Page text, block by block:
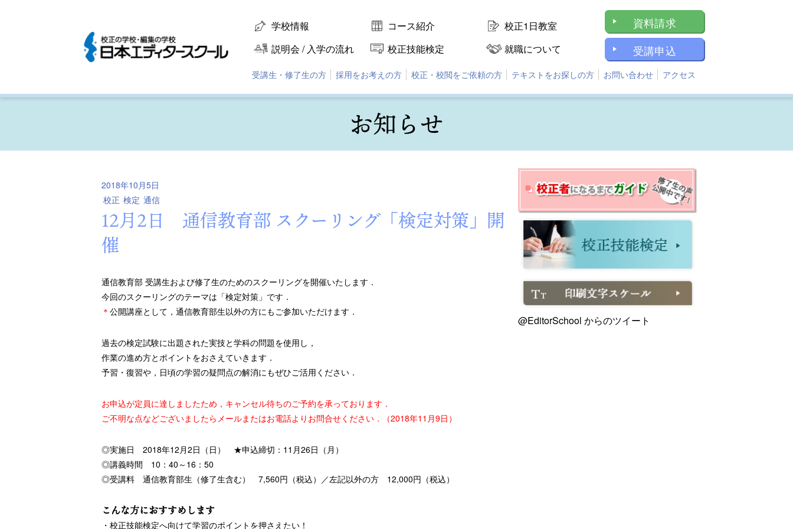
学校情報 コース紹介
校正1日教室
説明会 / 入学の流れ
校正技能検定 就職について
資料請求
受講申込
受講生・修了生の方 採用をお考えの方 校正・校閲をご依頼の方 テキストをお探しの方 お問い合わせ アクセス
お知らせ
2018年10月5日
校正 検定 通信
12月2日 通信教育部 スクーリング「検定対策」開
催
通信教育部 受講生および修了生のためのスクーリングを開催いたします．
今回のスクーリングのテーマは「検定対策」です．
＊ 公開講座として，通信教育部生以外の方にもご参加いただけます．
過去の検定試験に出題された実技と学科の問題を使用し，
作業の進め方とポイントをおさえていきます．
予習・復習や，日頃の学習の疑問点の解消にもぜひご活用ください．
お申込が定員に達しましたため，キャンセル待ちのご予約を承っております．
ご不明な点などございましたらメールまたはお電話よりお問合せください．（2018年11月9日）
◎実施日 2018年12月2日（日） ★申込締切：11月26日（月）
◎講義時間 10：40～16：50
◎受講料 通信教育部生（修了生含む） 7,560円（税込）／左記以外の方 12,000円（税込）
こんな方におすすめします
・校正技能検定へ向けて学習のポイントを押さえたい！
@EditorSchool からのツイート